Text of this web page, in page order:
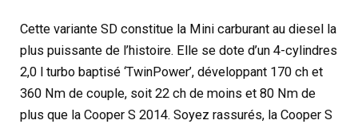
Cette variante SD constitue la Mini carburant au diesel la
plus puissante de l’histoire. Elle se dote d’un 4-cylindres
2,0 l turbo baptisé ‘TwinPower’, développant 170 ch et
360 Nm de couple, soit 22 ch de moins et 80 Nm de
plus que la Cooper S 2014. Soyez rassurés, la Cooper S